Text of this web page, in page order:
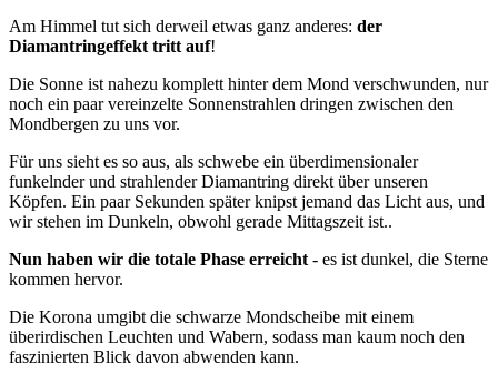
Am Himmel tut sich derweil etwas ganz anderes: der
Diamantringeffekt tritt auf!
Die Sonne ist nahezu komplett hinter dem Mond verschwunden, nur
noch ein paar vereinzelte Sonnenstrahlen dringen zwischen den
Mondbergen zu uns vor.
Für uns sieht es so aus, als schwebe ein überdimensionaler
funkelnder und strahlender Diamantring direkt über unseren
Köpfen. Ein paar Sekunden später knipst jemand das Licht aus, und
wir stehen im Dunkeln, obwohl gerade Mittagszeit ist..
Nun haben wir die totale Phase erreicht - es ist dunkel, die Sterne
kommen hervor.
Die Korona umgibt die schwarze Mondscheibe mit einem
überirdischen Leuchten und Wabern, sodass man kaum noch den
faszinierten Blick davon abwenden kann.